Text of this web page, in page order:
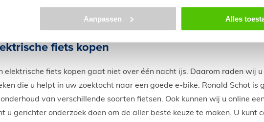
Aanpassen Alles
voor de elektrische fiets hebben een uitgebreide handleiding en de
u hier altijd bij helpen.
fiets kopen
elektrische fiets kopen gaat niet over één nacht ijs. Daarom raden wij
die u helpt in uw zoektocht naar een goede e-bike. Ronald Schot is
van verschillende soorten fietsen. Ook kunnen wij u online
u gerichter onderzoek doen om de aller beste keuze te maken. U kunt